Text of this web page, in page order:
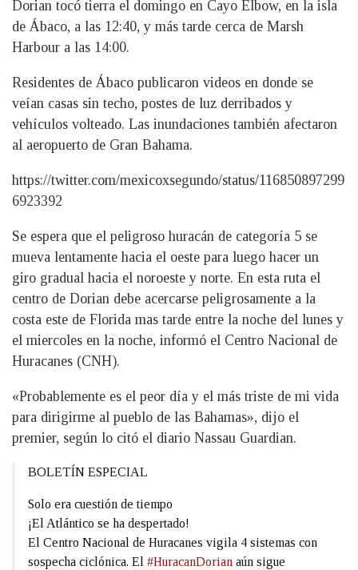
Dorian tocó tierra el domingo en Cayo Elbow, en la isla
de Ábaco, a las 12:40, y más tarde cerca de Marsh
Harbour a las 14:00.
Residentes de Ábaco publicaron videos en donde se
veían casas sin techo, postes de luz derribados y
vehículos volteado. Las inundaciones también afectaron
al aeropuerto de Gran Bahama.
https://twitter.com/mexicoxsegundo/status/116850897299
6923392
Se espera que el peligroso huracán de categoría 5 se
mueva lentamente hacia el oeste para luego hacer un
giro gradual hacia el noroeste y norte. En esta ruta el
centro de Dorian debe acercarse peligrosamente a la
costa este de Florida mas tarde entre la noche del lunes y
el miercoles en la noche, informó el Centro Nacional de
Huracanes (CNH).
«Probablemente es el peor día y el más triste de mi vida
para dirigirme al pueblo de las Bahamas», dijo el
premier, según lo citó el diario Nassau Guardian.
BOLETÍN ESPECIAL
Solo era cuestión de tiempo
¡El Atlántico se ha despertado!
El Centro Nacional de Huracanes vigila 4 sistemas con
sospecha ciclónica. El #HuracanDorian aún sigue